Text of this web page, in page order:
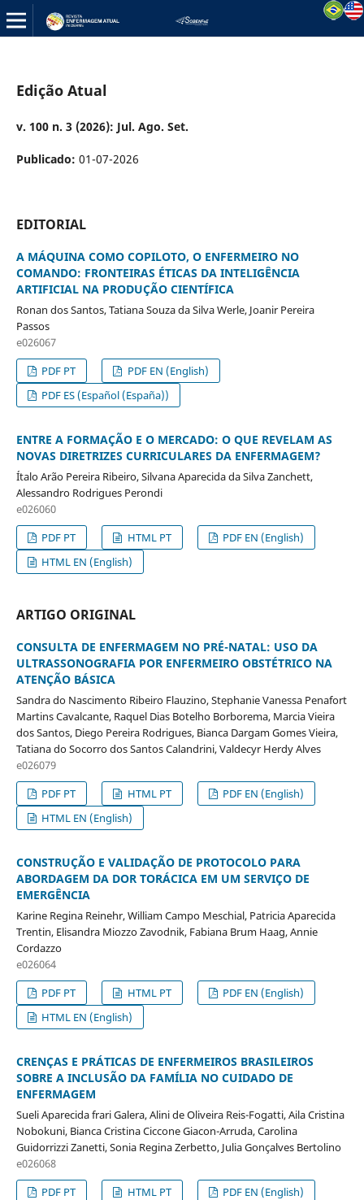
Edição Atual
v. 100 n. 3 (2026): Jul. Ago. Set.
Publicado: 01-07-2026
EDITORIAL
A MÁQUINA COMO COPILOTO, O ENFERMEIRO NO
COMANDO: FRONTEIRAS ÉTICAS DA INTELIGÊNCIA
ARTIFICIAL NA PRODUÇÃO CIENTÍFICA
Ronan dos Santos, Tatiana Souza da Silva Werle, Joanir Pereira
Passos
e026067
PDF PT
PDF EN (English)
PDF ES (Español (España))
ENTRE A FORMAÇÃO E O MERCADO: O QUE REVELAM AS
NOVAS DIRETRIZES CURRICULARES DA ENFERMAGEM?
Ítalo Arão Pereira Ribeiro, Silvana Aparecida da Silva Zanchett,
Alessandro Rodrigues Perondi
e026060
PDF PT
HTML PT
PDF EN (English)
HTML EN (English)
ARTIGO ORIGINAL
CONSULTA DE ENFERMAGEM NO PRÉ-NATAL: USO DA
ULTRASSONOGRAFIA POR ENFERMEIRO OBSTÉTRICO NA
ATENÇÃO BÁSICA
Sandra do Nascimento Ribeiro Flauzino, Stephanie Vanessa Penafort
Martins Cavalcante, Raquel Dias Botelho Borborema, Marcia Vieira
dos Santos, Diego Pereira Rodrigues, Bianca Dargam Gomes Vieira,
Tatiana do Socorro dos Santos Calandrini, Valdecyr Herdy Alves
e026079
PDF PT
HTML PT
PDF EN (English)
HTML EN (English)
CONSTRUÇÃO E VALIDAÇÃO DE PROTOCOLO PARA
ABORDAGEM DA DOR TORÁCICA EM UM SERVIÇO DE
EMERGÊNCIA
Karine Regina Reinehr, William Campo Meschial, Patricia Aparecida
Trentin, Elisandra Miozzo Zavodnik, Fabiana Brum Haag, Annie
Cordazzo
e026064
PDF PT
HTML PT
PDF EN (English)
HTML EN (English)
CRENÇAS E PRÁTICAS DE ENFERMEIROS BRASILEIROS
SOBRE A INCLUSÃO DA FAMÍLIA NO CUIDADO DE
ENFERMAGEM
Sueli Aparecida frari Galera, Alini de Oliveira Reis-Fogatti, Aila Cristina
Nobokuni, Bianca Cristina Ciccone Giacon-Arruda, Carolina
Guidorrizzi Zanetti, Sonia Regina Zerbetto, Julia Gonçalves Bertolino
e026068
PDF PT
HTML PT
PDF EN (English)